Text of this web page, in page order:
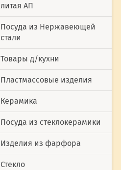
литая АП
Посуда из Нержавеющей
стали
Товары д/кухни
Пластмассовые изделия
Керамика
Посуда из стеклокерамики
Изделия из фарфора
Стекло